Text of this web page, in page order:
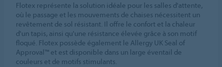
Flotex représente la solution idéale pour les salles d'attente,
où le passage et les mouvements de chaises nécessitent un
revêtement de sol résistant. Il offre le confort et la chaleur
d'un tapis, ainsi qu'une résistance élevée grâce à son motif
floqué. Flotex possède également le Allergy UK Seal of
Approval™ et est disponible dans un large éventail de
couleurs et de motifs stimulants.